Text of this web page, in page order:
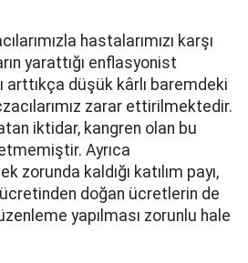
hastalarımızı karşı
yarattığı enflasyonist
düşük kârlı baremdeki
zarar ettirilmektedir.
iktidar, kangren olan bu
Ayrıca
zorunda kaldığı katılım payı,
doğan ücretlerin de
yapılması zorunlu hale